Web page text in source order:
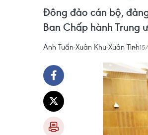
Đông đảo cán bộ,
Ban Chấp hành Trung
Anh Tuấn-Xuân Khu-Xuân Tình